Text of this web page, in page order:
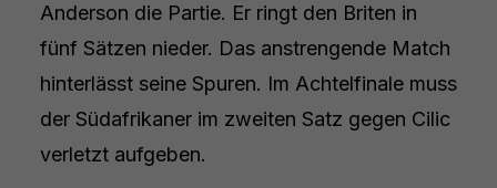
Anderson die Partie. Er ringt den Briten in
fünf Sätzen nieder. Das anstrengende Match
hinterlässt seine Spuren. Im Achtelfinale muss
der Südafrikaner im zweiten Satz gegen Cilic
verletzt aufgeben.